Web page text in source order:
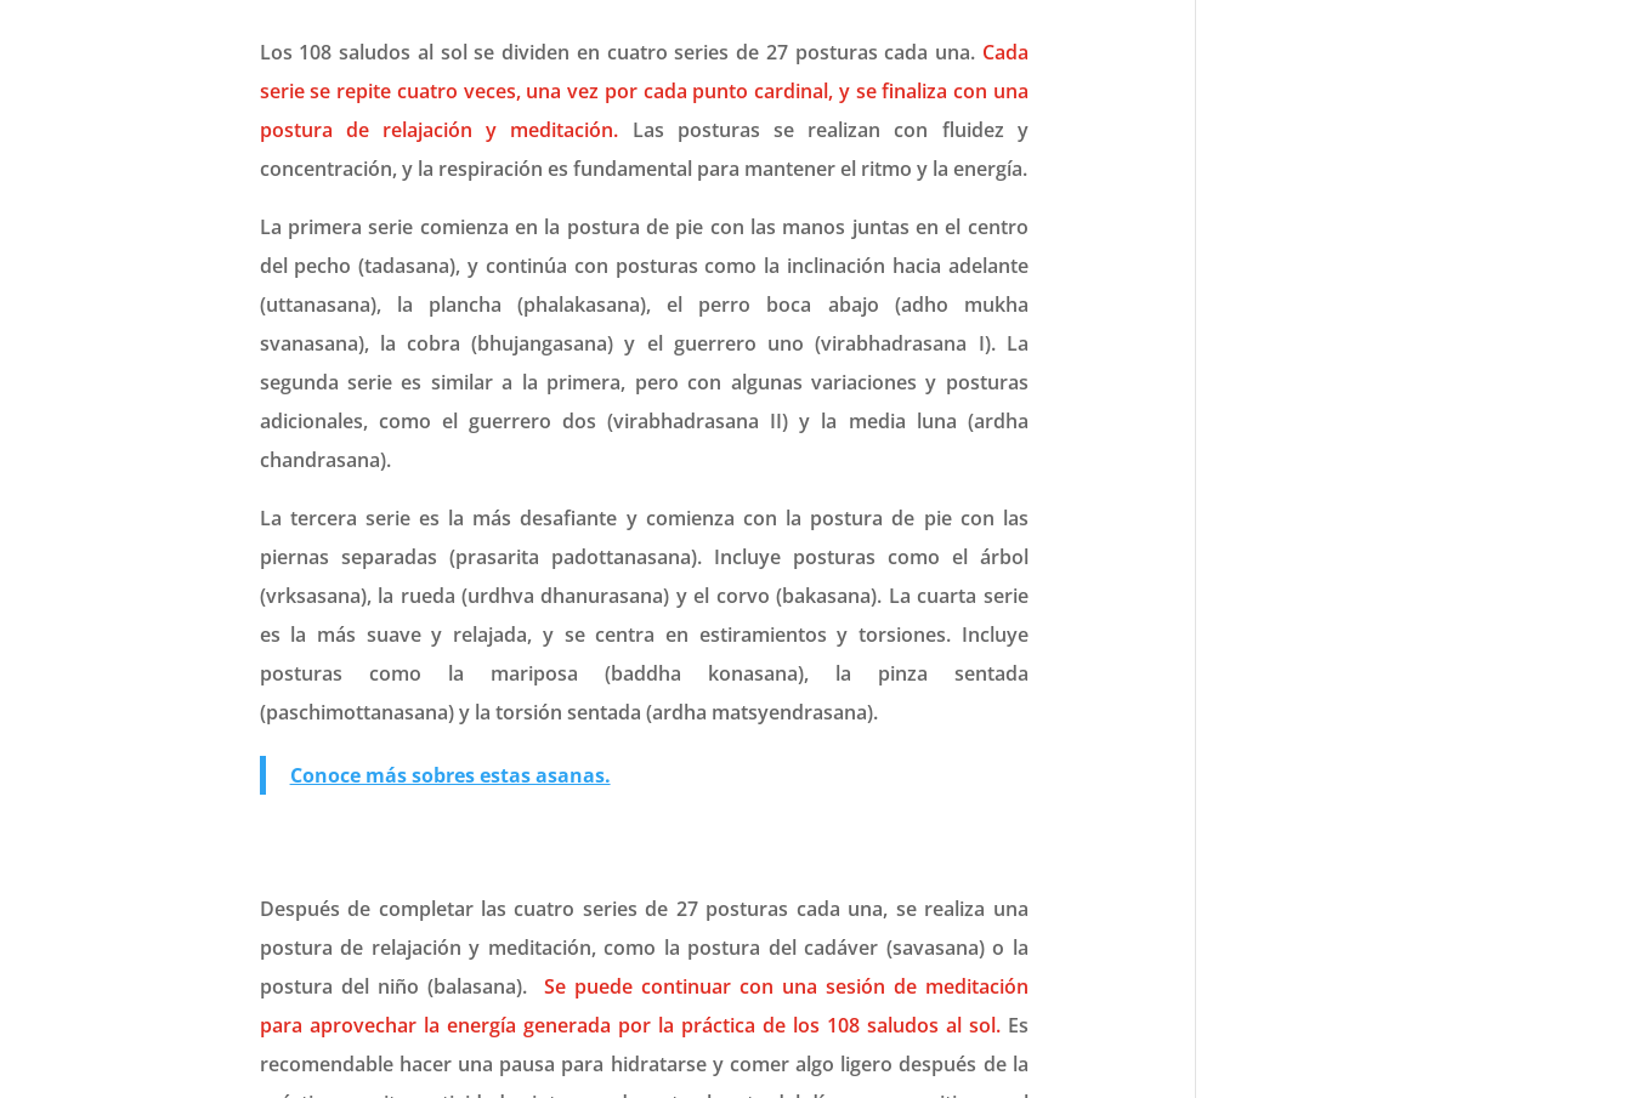
Los 108 saludos al sol se dividen en cuatro series de 27 posturas cada una. Cada
serie se repite cuatro veces, una vez por cada punto cardinal, y se finaliza con una
postura de relajación y meditación. Las posturas se realizan con fluidez y
concentración, y la respiración es fundamental para mantener el ritmo y la energía.
La primera serie comienza en la postura de pie con las manos juntas en el centro
del pecho (tadasana), y continúa con posturas como la inclinación hacia adelante
(uttanasana), la plancha (phalakasana), el perro boca abajo (adho mukha
svanasana), la cobra (bhujangasana) y el guerrero uno (virabhadrasana I). La
segunda serie es similar a la primera, pero con algunas variaciones y posturas
adicionales, como el guerrero dos (virabhadrasana II) y la media luna (ardha
chandrasana).
La tercera serie es la más desafiante y comienza con la postura de pie con las
piernas separadas (prasarita padottanasana). Incluye posturas como el árbol
(vrksasana), la rueda (urdhva dhanurasana) y el corvo (bakasana). La cuarta serie
es la más suave y relajada, y se centra en estiramientos y torsiones. Incluye
posturas como la mariposa (baddha konasana), la pinza sentada
(paschimottanasana) y la torsión sentada (ardha matsyendrasana).
Conoce más sobres estas asanas.
Después de completar las cuatro series de 27 posturas cada una, se realiza una
postura de relajación y meditación, como la postura del cadáver (savasana) o la
postura del niño (balasana). Se puede continuar con una sesión de meditación
para aprovechar la energía generada por la práctica de los 108 saludos al sol. Es
recomendable hacer una pausa para hidratarse y comer algo ligero después de la